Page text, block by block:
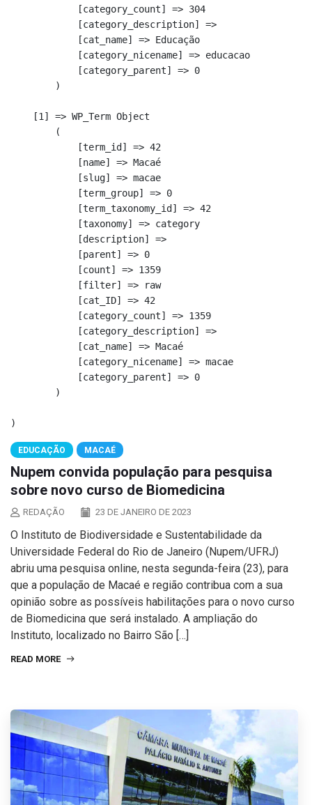
            [category_count] => 304
            [category_description] =>
            [cat_name] => Educação
            [category_nicename] => educacao
            [category_parent] => 0
        )
    [1] => WP_Term Object
        (
            [term_id] => 42
            [name] => Macaé
            [slug] => macae
            [term_group] => 0
            [term_taxonomy_id] => 42
            [taxonomy] => category
            [description] =>
            [parent] => 0
            [count] => 1359
            [filter] => raw
            [cat_ID] => 42
            [category_count] => 1359
            [category_description] =>
            [cat_name] => Macaé
            [category_nicename] => macae
            [category_parent] => 0
        )
EDUCAÇÃO MACAÉ
Nupem convida população para pesquisa
sobre novo curso de Biomedicina
REDAÇÃO 23 DE JANEIRO DE 2023
O Instituto de Biodiversidade e Sustentabilidade da
Universidade Federal do Rio de Janeiro (Nupem/UFRJ)
abriu uma pesquisa online, nesta segunda-feira (23), para
que a população de Macaé e região contribua com a sua
opinião sobre as possíveis habilitações para o novo curso
de Biomedicina que será instalado. A ampliação do
Instituto, localizado no Bairro São […]
READ MORE